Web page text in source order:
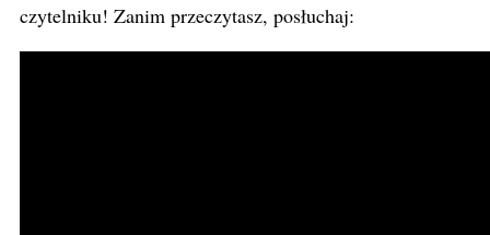
czytelniku! Zanim przeczytasz, posłuchaj: